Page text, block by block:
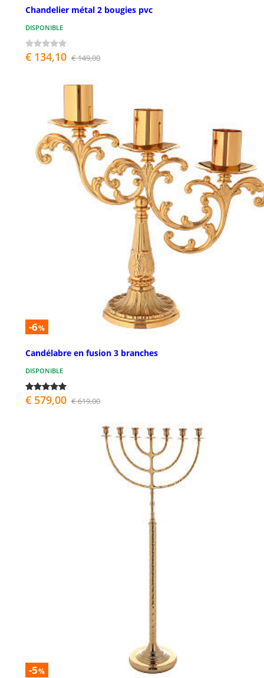
Chandelier métal 2 bougies pvc
DISPONIBLE
€ 134,10 € 149,00
-6%
Candélabre en fusion 3 branches
DISPONIBLE
€ 579,00 € 619,00
-5%